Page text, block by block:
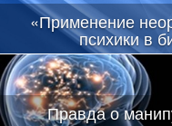
«Применение
психики в
Правда о